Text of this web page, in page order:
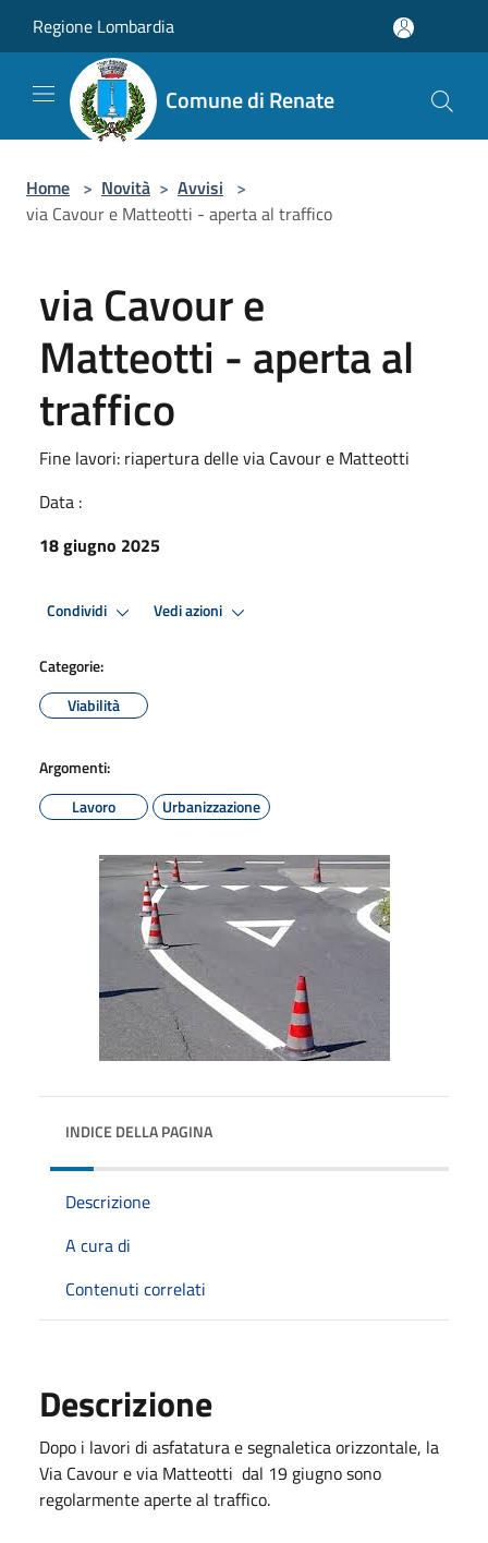
Regione Lombardia
Comune di Renate
Home > Novità > Avvisi >
via Cavour e Matteotti - aperta al traffico
via Cavour e
Matteotti - aperta al
traffico
Fine lavori: riapertura delle via Cavour e Matteotti
Data :
18 giugno 2025
Condividi Vedi azioni
Categorie:
Viabilità
Argomenti:
Lavoro
Urbanizzazione
INDICE DELLA PAGINA
Descrizione
A cura di
Contenuti correlati
Descrizione
Dopo i lavori di asfatatura e segnaletica orizzontale, la
Via Cavour e via Matteotti dal 19 giugno sono
regolarmente aperte al traffico.